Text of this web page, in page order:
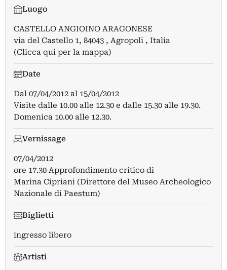
Luogo
CASTELLO ANGIOINO ARAGONESE
via del Castello 1, 84043 , Agropoli , Italia
(Clicca qui per la mappa)
Date
Dal 07/04/2012 al 15/04/2012
Visite dalle 10.00 alle 12.30 e dalle 15.30 alle 19.30.
Domenica 10.00 alle 12.30.
Vernissage
07/04/2012
ore 17.30 Approfondimento critico di
Marina Cipriani (Direttore del Museo Archeologico
Nazionale di Paestum)
Biglietti
ingresso libero
Artisti